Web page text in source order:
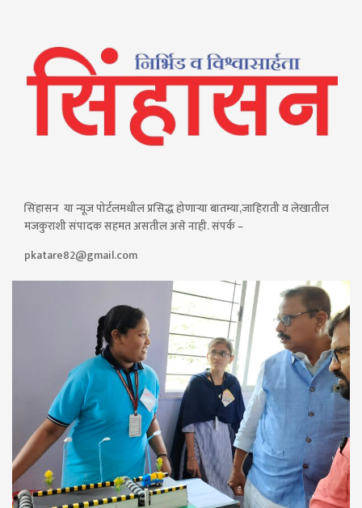
सिंहासन या न्यूज पोर्टलमधील प्रसिद्ध होणाऱ्या बातम्या,जाहिराती व लेखातील
मजकुराशी संपादक सहमत असतील असे नाही. संपर्क –
pkatare82@gmail.com